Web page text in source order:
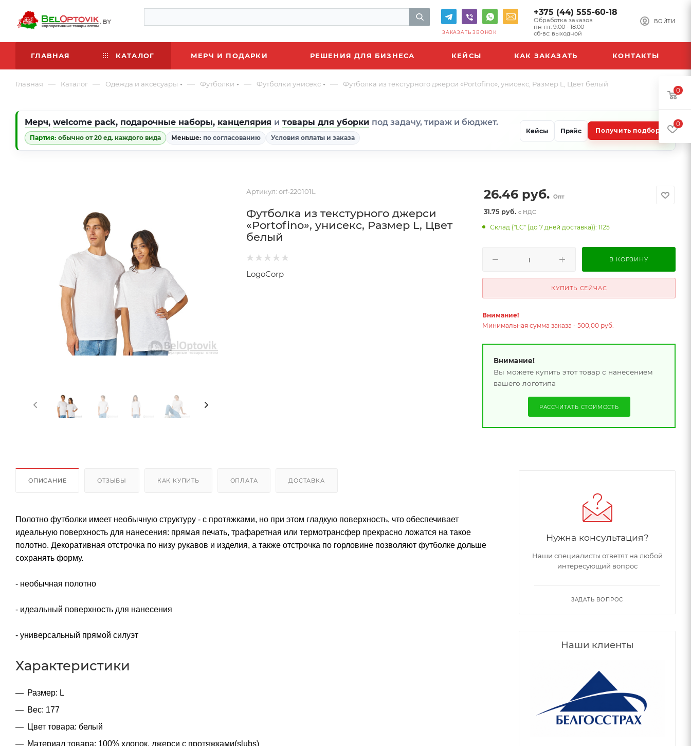
ВОЙТИ
+375 (44) 555-60-18
Обработка заказов
пн-пт: 9:00 - 18:00
сб-вс: выходной
ЗАКАЗАТЬ ЗВОНОК
ГЛАВНАЯ КАТАЛОГ МЕРЧ И ПОДАРКИ РЕШЕНИЯ ДЛЯ БИЗНЕСА КЕЙСЫ КАК ЗАКАЗАТЬ КОНТАКТЫ
Главная — Каталог — Одежда и аксесуары — Футболки — Футболки унисекс — Футболка из текстурного джерси «Portofino», унисекс, Размер L, Цвет белый
Мерч, welcome pack, подарочные наборы, канцелярия и товары для уборки под задачу, тираж и бюджет.
Партия: обычно от 20 ед. каждого вида Меньше: по согласованию Условия оплаты и заказа
Кейсы Прайс Получить подбор
Артикул: orf-220101L
Футболка из текстурного джерси
«Portofino», унисекс, Размер L, Цвет
белый
LogoCorp
26.46 руб. Опт
31.75 руб.с НДС
Склад ("LC" (до 7 дней доставка)): 1125
В КОРЗИНУ
КУПИТЬ СЕЙЧАС
Внимание!
Минимальная сумма заказа - 500,00 руб.
Внимание!
Вы можете купить этот товар с нанесением
вашего логотипа
РАССЧИТАТЬ СТОИМОСТЬ
ОПИСАНИЕ ОТЗЫВЫ КАК КУПИТЬ ОПЛАТА ДОСТАВКА
Полотно футболки имеет необычную структуру - с протяжками, но при этом гладкую поверхность, что обеспечивает
идеальную поверхность для нанесения: прямая печать, трафаретная или термотрансфер прекрасно ложатся на такое
полотно. Декоративная отстрочка по низу рукавов и изделия, а также отстрочка по горловине позволяют футболке дольше
сохранять форму.
- необычная полотно
- идеальный поверхность для нанесения
- универсальный прямой силуэт
Характеристики
Размер: L
Вес: 177
Цвет товара: белый
Материал товара: 100% хлопок, джерси с протяжками(slubs)
Нужна консультация?
Наши специалисты ответят на любой
интересующий вопрос
ЗАДАТЬ ВОПРОС
Наши клиенты
0
0